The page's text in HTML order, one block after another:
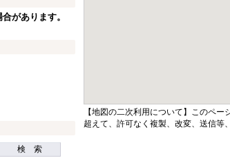
があります。
検 索
【地図の二次利用について】このペ
超えて、許可なく複製、改変、送信等